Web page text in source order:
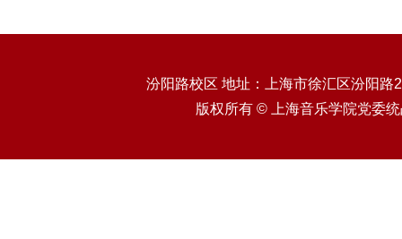
汾阳路校区 地址：上海市徐汇区汾阳路
版权所有 © 上海音乐学院党委